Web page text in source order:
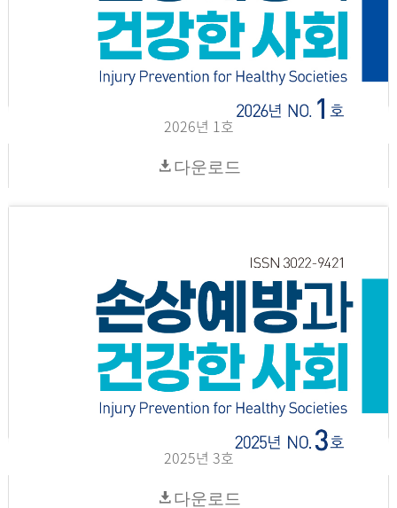
2026년 1호
다운로드
2025년 3호
다운로드